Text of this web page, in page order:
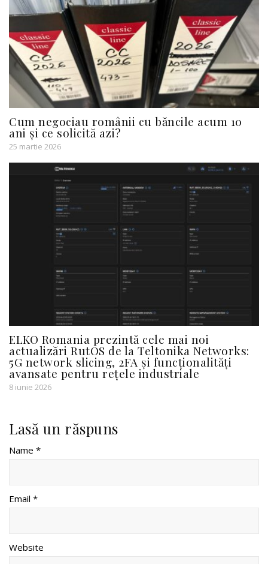
Cum negociau românii cu băncile acum 10
ani și ce solicită azi?
25 martie 2026
ELKO Romania prezintă cele mai noi
actualizări RutOS de la Teltonika Networks:
5G network slicing, 2FA și funcționalități
avansate pentru rețele industriale
8 iunie 2026
Lasă un răspuns
Name *
Email *
Website